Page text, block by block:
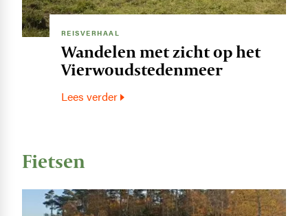
REISVERHAAL
Wandelen met zicht op het
Vierwoudstedenmeer
Lees verder
Fietsen
Image